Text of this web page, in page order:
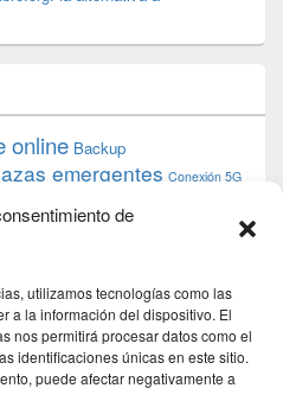
de
utilizamos tecnologías como las
a la información del dispositivo. El
nos permitirá procesar datos como el
identificaciones únicas en este sitio.
puede afectar negativamente a
online Backup
emergentes Conexión 5G
desarrollo web
iphone
raspberrypi
Sostenibilidad
torrent
server Windows